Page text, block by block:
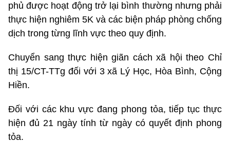
phủ được hoạt động trở lại bình thường nhưng phải
thực hiện nghiêm 5K và các biện pháp phòng chống
dịch trong từng lĩnh vực theo quy định.
Chuyển sang thực hiện giãn cách xã hội theo Chỉ
thị 15/CT-TTg đối với 3 xã Lý Học, Hòa Bình, Cộng
Hiền.
Đối với các khu vực đang phong tỏa, tiếp tục thực
hiện đủ 21 ngày tính từ ngày có quyết định phong
tỏa.